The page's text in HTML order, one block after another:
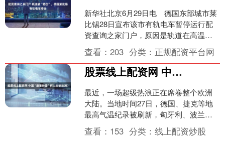
新华社北京6月29日电 德国东部城市莱
比锡28日宣布该市有轨电车暂停运行配
资查询之家门户，原因是轨道在高温下
受到损坏。 莱比锡交通局发布声明说，
高温天气导致轨道....
查看：203 分类： 正规配资平台网
股票线上配资网 中国“避暑神器”何以热销欧洲？
最近，一场超级热浪正在席卷整个欧洲
大陆。当地时间27日，德国、捷克等地
最高气温纪录被刷新，匈牙利、波兰等
国政府在全国范围内发布高温预警股票
线上配资网，而中国“避....
查看： 153 分类：线上配资炒股